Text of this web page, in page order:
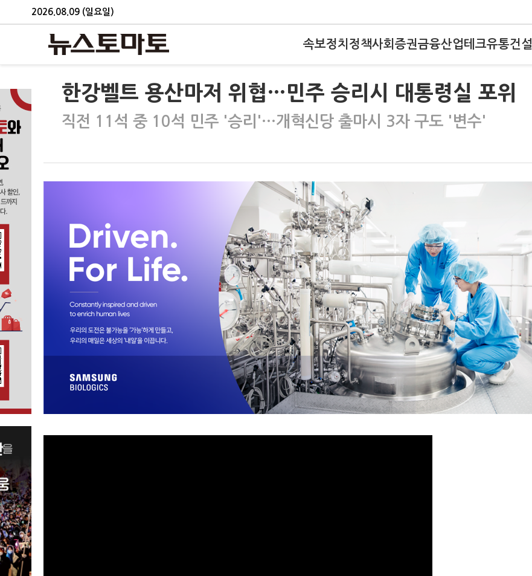
2026.08.09 (일요일)
속보정치 정책사회 증권금융산업테크유통건설
한강벨트 용산마저 위협…민주 승리시 대통령실 포위
직전 11석 중 10석 민주 '승리'…개혁신당 출마시 3자 구도 '변수'